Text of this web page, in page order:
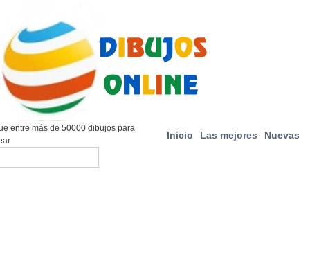
Inicio Las mejores Nuevas
entre más de 50000 dibujos para